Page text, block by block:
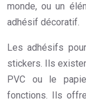
monde, ou un
adhésif décoratif.
Les adhésifs
stickers. Ils
PVC ou le
fonctions. Ils